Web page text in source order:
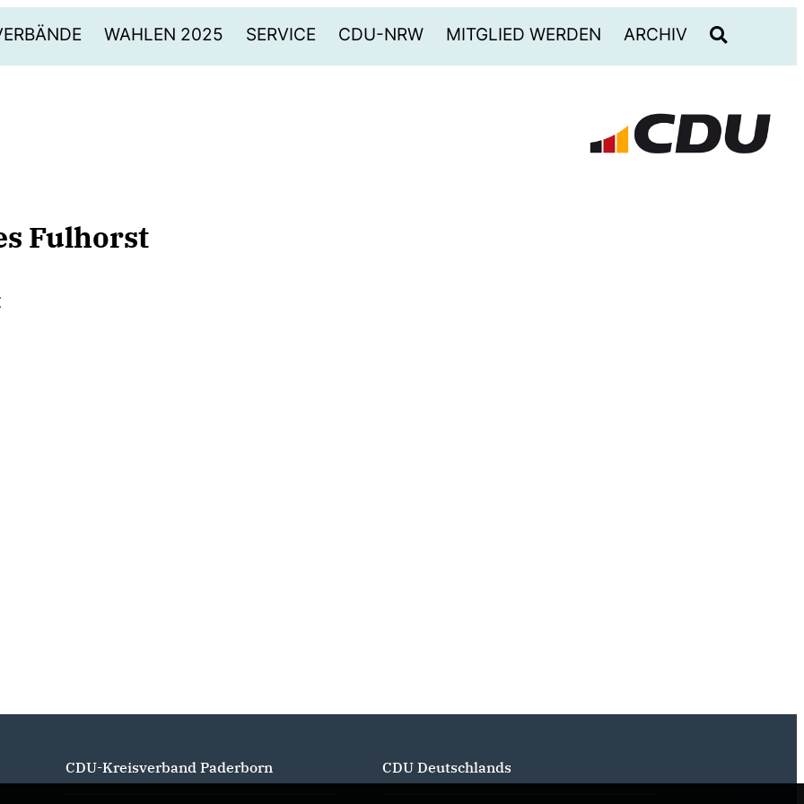
WAHLEN 2025 SERVICE CDU-NRW MITGLIED WERDEN ARCHIV
Fulhorst
CDU-Kreisverband Paderborn CDU Deutschlands